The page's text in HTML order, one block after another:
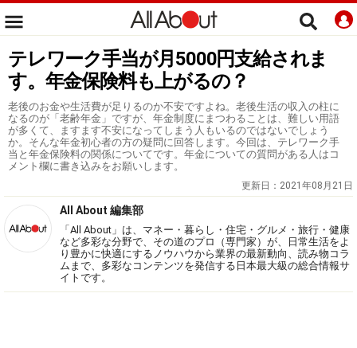
テレワーク手当が月5000円支給されま
す。年金保険料も上がるの？
老後のお金や生活費が足りるのか不安ですよね。老後生活の収入の柱に
なるのが「老齢年金」ですが、年金制度にまつわることは、難しい用語
が多くて、ますます不安になってしまう人もいるのではないでしょう
か。そんな年金初心者の方の疑問に回答します。今回は、テレワーク手
当と年金保険料の関係についてです。年金についての質問がある人はコ
メント欄に書き込みをお願いします。
更新日： 2021年08月21日
All About 編集部
「All About」は、マネー・暮らし・住宅・グルメ・旅行・健康
など多彩な分野で、その道のプロ（専門家）が、日常生活をよ
り豊かに快適にするノウハウから業界の最新動向、読み物コラ
ムまで、多彩なコンテンツを発信する日本最大級の総合情報サ
イトです。